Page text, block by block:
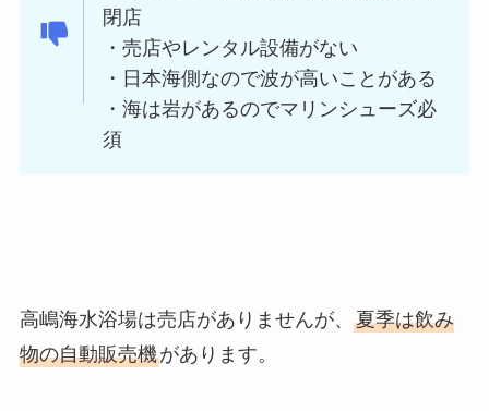
閉店
・売店やレンタル設備がない
・日本海側なので波が高いことがある
・海は岩があるのでマリンシューズ必
須
高嶋海水浴場は売店がありませんが、 夏季は飲み
物の自動販売機があります。